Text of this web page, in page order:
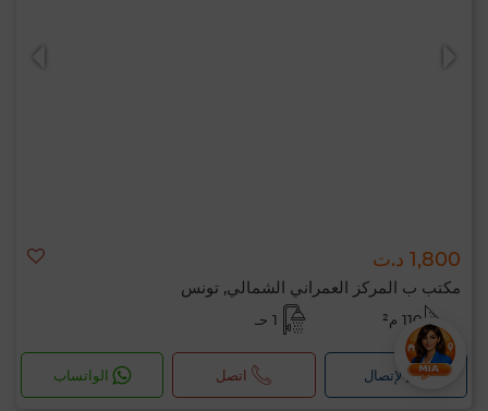
1,800 د.ت
مكتب ب المركز العمراني الشمالي, تونس
110 م² 1 حـ
لإتصال اتصل الواتساب